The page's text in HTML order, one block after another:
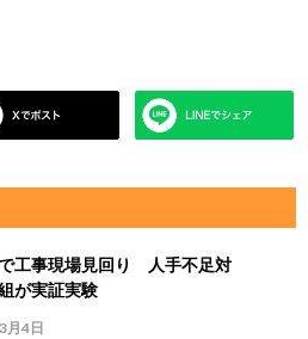
工事現場見回り 人手不足対
が実証実験
月4日